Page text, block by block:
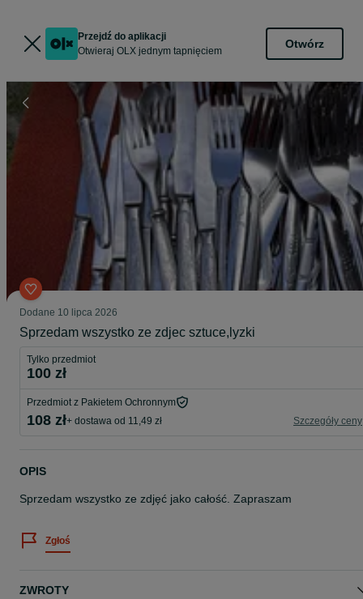
Przejdź do aplikacji
Otwieraj OLX jednym tapnięciem
Otwórz
Dodane 10 lipca 2026
Sprzedam wszystko ze zdjec sztuce,lyzki
Tylko przedmiot
100 zł
Przedmiot z Pakietem Ochronnym
108 zł+ dostawa od 11,49 zł Szczegóły ceny
OPIS
Sprzedam wszystko ze zdjęć jako całość. Zapraszam
Zgłoś
ZWROTY